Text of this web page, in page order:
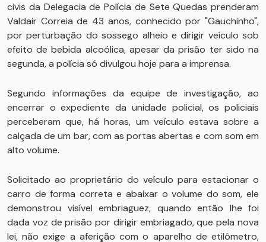
civis da Delegacia de Polícia de Sete Quedas prenderam
Valdair Correia de 43 anos, conhecido por "Gauchinho",
por perturbação do sossego alheio e dirigir veículo sob
efeito de bebida alcoólica, apesar da prisão ter sido na
segunda, a polícia só divulgou hoje para a imprensa.
Segundo informações da equipe de investigação, ao
encerrar o expediente da unidade policial, os policiais
perceberam que, há horas, um veículo estava sobre a
calçada de um bar, com as portas abertas e com som em
alto volume.
Solicitado ao proprietário do veículo para estacionar o
carro de forma correta e abaixar o volume do som, ele
demonstrou visível embriaguez, quando então lhe foi
dada voz de prisão por dirigir embriagado, que pela nova
lei, não exige a aferição com o aparelho de etilômetro,